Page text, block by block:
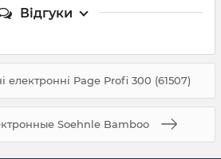
Відгуки
електронні Page Profi 300 (61507)
Soehnle Bamboo